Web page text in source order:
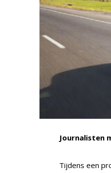
Journalisten
Tijdens een